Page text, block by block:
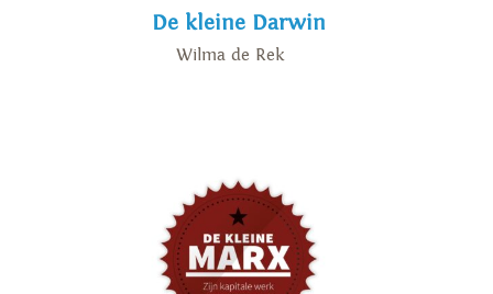
De kleine Darwin
Wilma de Rek